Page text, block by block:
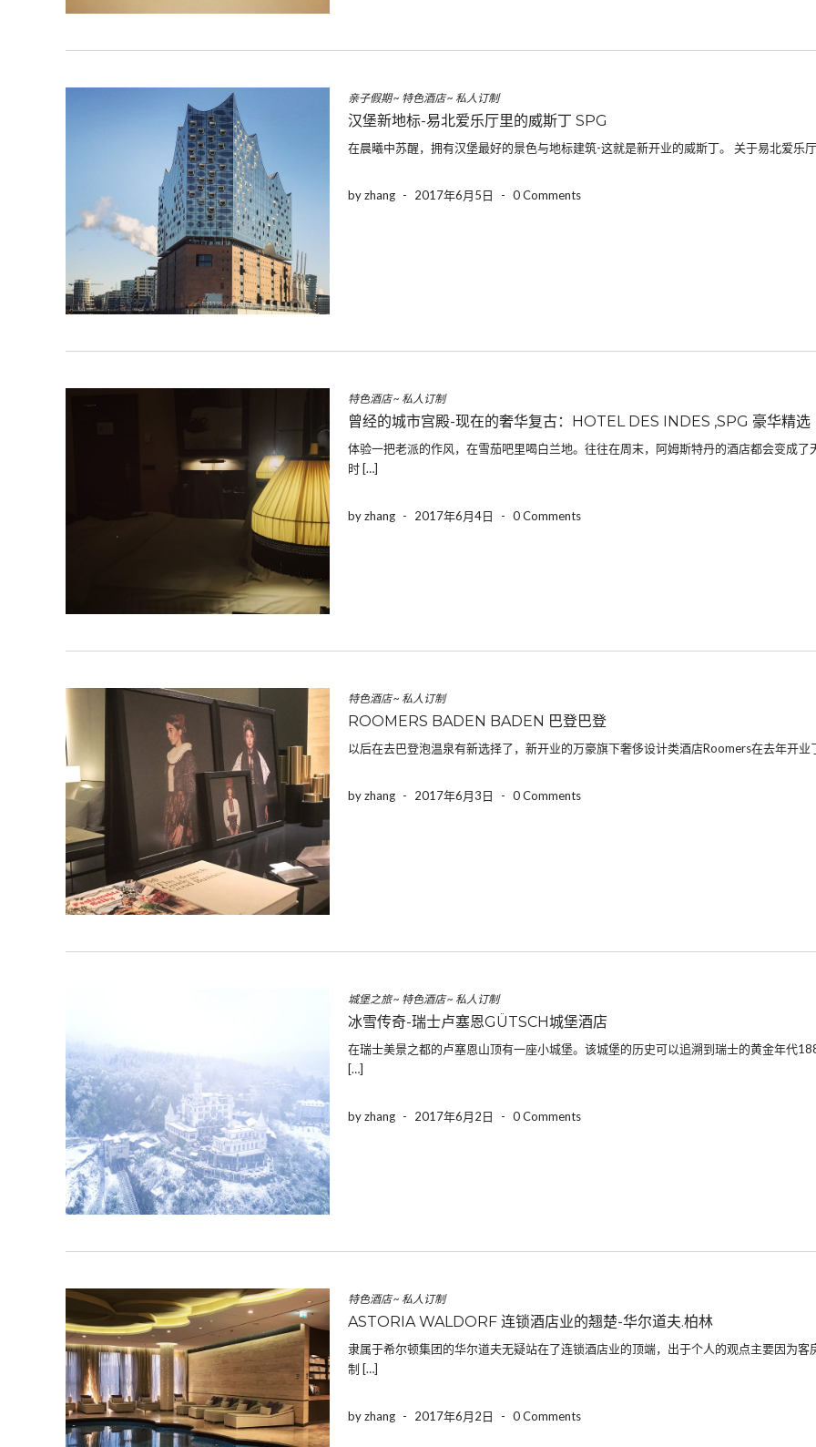
亲子假期~ 特色酒店~ 私人订制
汉堡新地标-易北爱乐厅里的威斯丁 SPG
在晨曦中苏醒，拥有汉堡最好的景色与地标建筑-这就是新开业的威斯丁。 关于易北爱乐
by zhang - 2017年6月5日 - 0 Comments
特色酒店~ 私人订制
曾经的城市宫殿-现在的奢华复古：HOTEL DES INDES ,SPG 豪华精选
体验一把老派的作风，在雪茄吧里喝白兰地。往往在周末，阿姆斯特丹的酒店都会变成了
时 […]
by zhang - 2017年6月4日 - 0 Comments
特色酒店~ 私人订制
ROOMERS BADEN BADEN 巴登巴登
以后在去巴登泡温泉有新选择了，新开业的万豪旗下奢侈设计类酒店Roomers在去年开业
by zhang - 2017年6月3日 - 0 Comments
城堡之旅~ 特色酒店~ 私人订制
冰雪传奇-瑞士卢塞恩GÜTSCH城堡酒店
在瑞士美景之都的卢塞恩山顶有一座小城堡。该城堡的历史可以追溯到瑞士的黄金年代
[…]
by zhang - 2017年6月2日 - 0 Comments
特色酒店~ 私人订制
ASTORIA WALDORF 连锁酒店业的翘楚-华尔道夫.柏林
隶属于希尔顿集团的华尔道夫无疑站在了连锁酒店业的顶端，出于个人的观点主要因为客
制 […]
by zhang - 2017年6月2日 - 0 Comments